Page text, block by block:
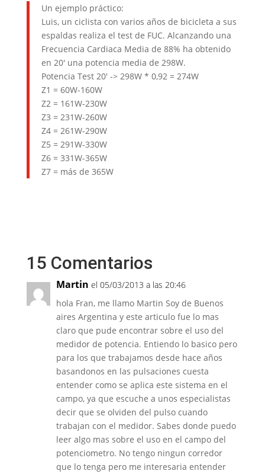
Un ejemplo práctico:
Luis, un ciclista con varios años de bicicleta a sus
espaldas realiza el test de FUC. Alcanzando una
Frecuencia Cardiaca Media de 88% ha obtenido
en 20′ una potencia media de 298W.
Potencia Test 20′ -> 298W * 0,92 = 274W
Z1 = 60W-160W
Z2 = 161W-230W
Z3 = 231W-260W
Z4 = 261W-290W
Z5 = 291W-330W
Z6 = 331W-365W
Z7 = más de 365W
15 Comentarios
Martin el 05/03/2013 a las 20:46
hola Fran, me llamo Martin Soy de Buenos
aires Argentina y este articulo fue lo mas
claro que pude encontrar sobre el uso del
medidor de potencia. Entiendo lo basico pero
para los que trabajamos desde hace años
basandonos en las pulsaciones cuesta
entender como se aplica este sistema en el
campo, ya que escuche a unos especialistas
decir que se olviden del pulso cuando
trabajan con el medidor. Sabes donde puedo
leer algo mas sobre el uso en el campo del
potenciometro. No tengo ningun corredor
que lo tenga pero me interesaria entender